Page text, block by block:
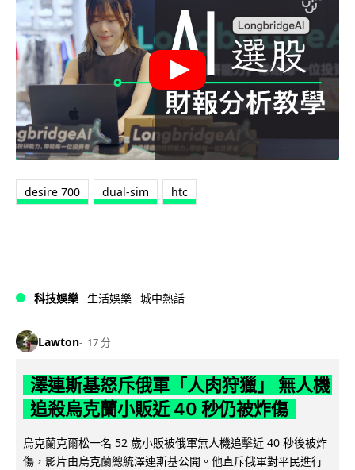
desire 700 dual-sim htc
科技娛樂 生活娛樂 城中熱話
Lawton 17 分
澤連斯基怒斥俄軍「人肉狩獵」 無人機
追殺烏克蘭小販近 40 秒仍被炸傷
烏克蘭克爾松一名 52 歲小販被俄軍無人機追擊近 40 秒後被炸
傷，影片由烏克蘭總統澤連斯基公開。他直斥俄軍對平民進行